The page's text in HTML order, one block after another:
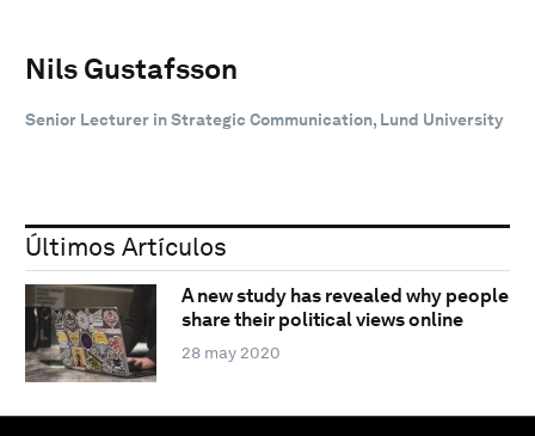
Nils Gustafsson
Senior Lecturer in Strategic Communication, Lund University
Últimos Artículos
A new study has revealed why people
share their political views online
28 may 2020